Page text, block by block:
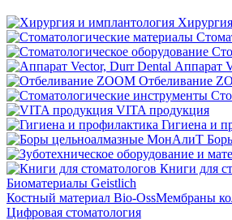
Аппарат
Отбеливание
VITA продукция
Гигиена и
Книги для
Биоматериалы Geistlich
Костный материал Bio-OssМембраны
Цифровая стоматология